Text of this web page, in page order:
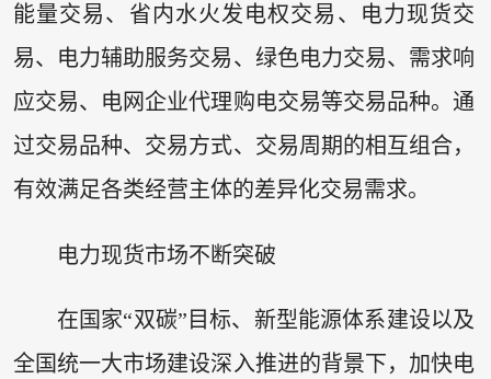
能量交易、省内水火发电权交易、电力现货交
易、电力辅助服务交易、绿色电力交易、需求响
应交易、电网企业代理购电交易等交易品种。通
过交易品种、交易方式、交易周期的相互组合，
有效满足各类经营主体的差异化交易需求。
电力现货市场不断突破
在国家“双碳”目标、新型能源体系建设以及
全国统一大市场建设深入推进的背景下，加快电